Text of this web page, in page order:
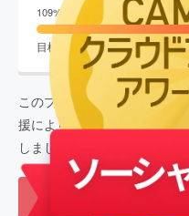
109%達成
目標金額20,000,000円
このプロジェクトは、 2022/
援により21,823,388円の資
しました